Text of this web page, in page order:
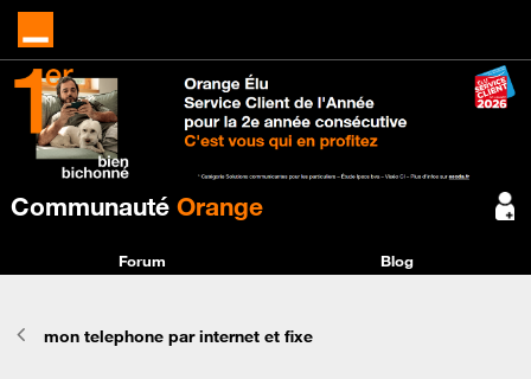
Communauté Orange
Forum Blog
mon telephone par internet et fixe